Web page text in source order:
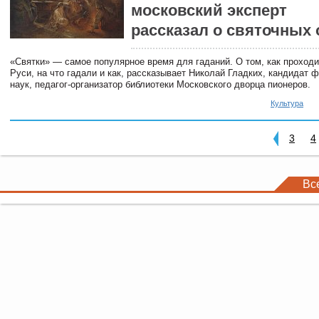
московский эксперт
рассказал о святочных
«Святки» — самое популярное время для гаданий. О том, как
Руси, на что гадали и как, рассказывает Николай Гладких, кандидат
наук, педагог-организатор библиотеки Московского дворца пионеров.
Культура
3 4